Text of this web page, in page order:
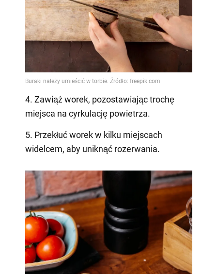
4. Zawiąż worek, pozostawiając trochę
miejsca na cyrkulację powietrza.
5. Przekłuć worek w kilku miejscach
widelcem, aby uniknąć rozerwania.